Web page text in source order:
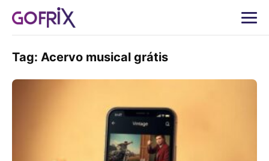
Tag: Acervo musical grátis